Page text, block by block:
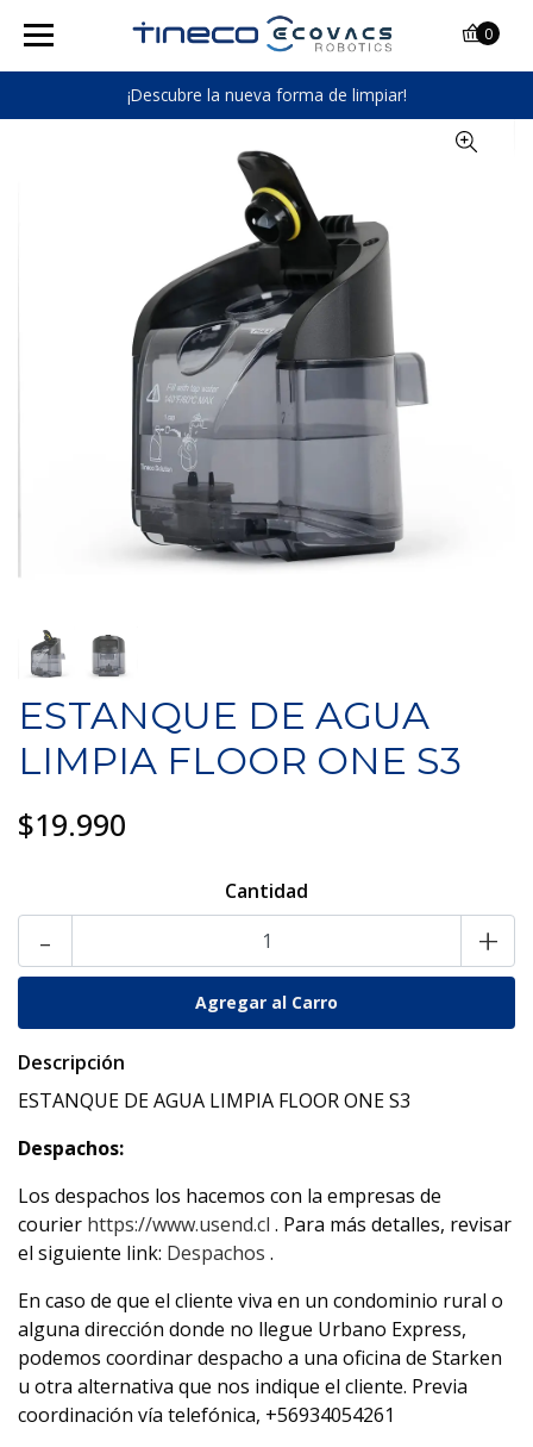
¡Descubre la nueva forma de limpiar!
0
ESTANQUE DE AGUA
LIMPIA FLOOR ONE S3
$19.990
Cantidad
- +
Descripción
ESTANQUE DE AGUA LIMPIA FLOOR ONE S3
Despachos:
Los despachos los hacemos con la empresas de
courier https://www.usend.cl . Para más detalles, revisar
el siguiente link: Despachos .
En caso de que el cliente viva en un condominio rural o
alguna dirección donde no llegue Urbano Express,
podemos coordinar despacho a una oficina de Starken
u otra alternativa que nos indique el cliente. Previa
coordinación vía telefónica, +56934054261